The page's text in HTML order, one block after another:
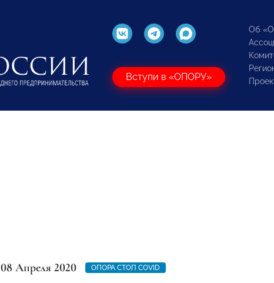
Вступи в «ОПОРУ»
Об
08 Апреля 2020 ОПОРА СТОП COVID